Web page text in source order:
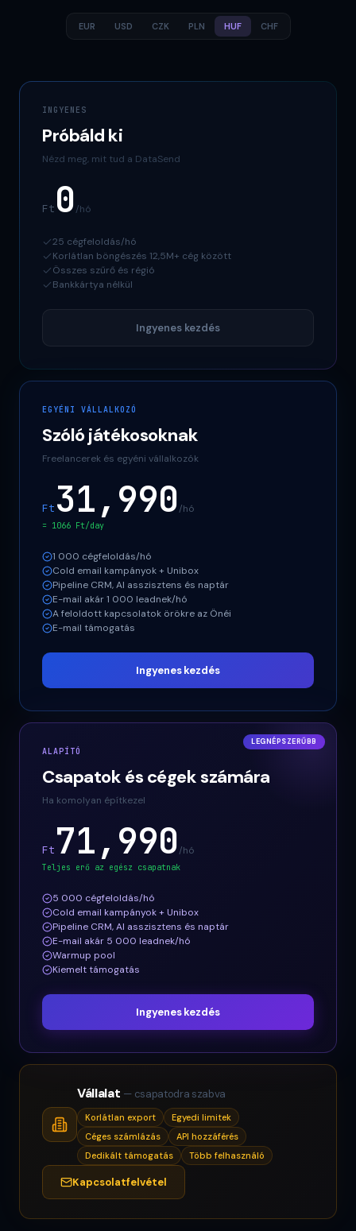
EUR USD CZK PLN HUF CHF
INGYENES
Próbáld ki
Nézd meg, mit tud a DataSend
Ft 0/hó
25 cégfeloldás/hó
Korlátlan böngészés 12,5M+ cég között
Összes szűrő és régió
Bankkártya nélkül
Ingyenes kezdés
EGYÉNI VÁLLALKOZÓ
Szóló játékosoknak
Freelancerek és egyéni vállalkozók
Ft 31,990/hó
= 1066 Ft/day
1 000 cégfeloldás/hó
Cold email kampányok + Unibox
Pipeline CRM, AI asszisztens és naptár
E-mail akár 1 000 leadnek/hó
A feloldott kapcsolatok örökre az Önéi
E-mail támogatás
Ingyenes kezdés
LEGNÉPSZERŰBB
ALAPÍTÓ
Csapatok és cégek számára
Ha komolyan építkezel
Ft 71,990/hó
Teljes erő az egész csapatnak
5 000 cégfeloldás/hó
Cold email kampányok + Unibox
Pipeline CRM, AI asszisztens és naptár
E-mail akár 5 000 leadnek/hó
Warmup pool
Kiemelt támogatás
Ingyenes kezdés
Vállalat — csapatodra szabva
Korlátlan export
Egyedi limitek
Céges számlázás
API hozzáférés
Dedikált támogatás
Több felhasználó
Kapcsolatfelvétel